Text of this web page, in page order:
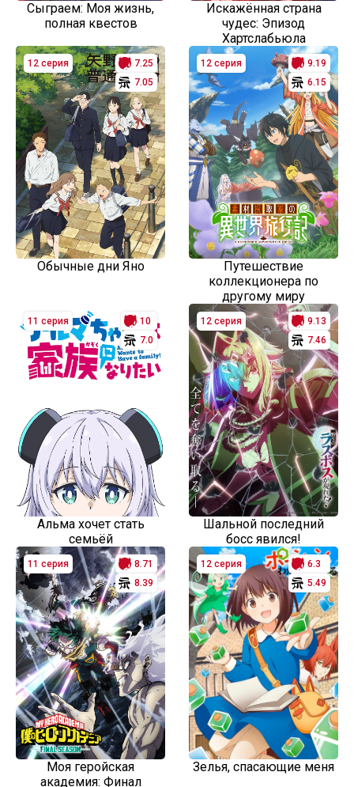
Сыграем: Моя жизнь,
полная квестов
Искажённая страна
чудес: Эпизод
Хартслабьюла
12 серия
7.25
7.05
Обычные дни Яно
12 серия
9.19
6.15
Путешествие
коллекционера по
другому миру
11 серия
10
7.0
Альма хочет стать
семьёй
12 серия
9.13
7.46
Шальной последний
босс явился!
11 серия
8.71
8.39
Моя геройская
академия: Финал
12 серия
6.3
5.49
Зелья, спасающие меня